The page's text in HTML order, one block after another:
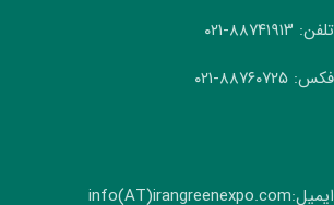
تلفن: ۸۸۷۴۱۹۱۳-۰۲۱
فکس: ۸۸۷۶۰۷۲۵-۰۲۱
ایمیل:info(AT)irangreenexpo.com